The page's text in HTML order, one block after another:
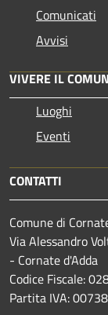
Comunicati
Avvisi
VIVERE IL
Luoghi
Eventi
CONTATTI
Comune di
Via Alessandro
- Cornate d'Adda
Codice Fiscale:
Partita IVA: